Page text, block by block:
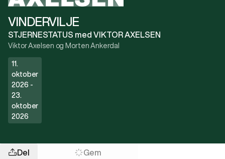
STJERNESTATUS med VIKTOR AXELSEN
Viktor Axelsen og Morten Ankerdal
VINDERVILJE
11.
oktober
2026 -
23.
oktober
2026
Del Gem